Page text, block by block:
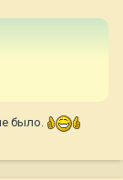
было.